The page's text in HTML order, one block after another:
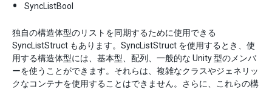
SyncListBool
独自の構造体型のリストを同期するために使用できる
SyncListStruct もあります。SyncListStruct を使用するとき、使
用する構造体型には、基本型、配列、一般的な Unity 型のメンバ
ーを使うことができます。それらは、複雑なクラスやジェネリッ
クなコンテナを使用することはできません。さらに、これらの構